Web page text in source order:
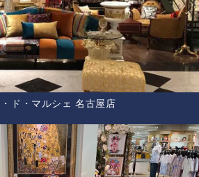
・ド・マルシェ 名古屋店